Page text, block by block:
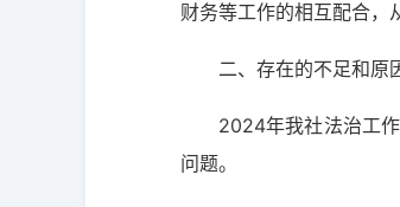
财务等工作的相互配合，
二、存在的不足和原
2024年我社法治工
问题。